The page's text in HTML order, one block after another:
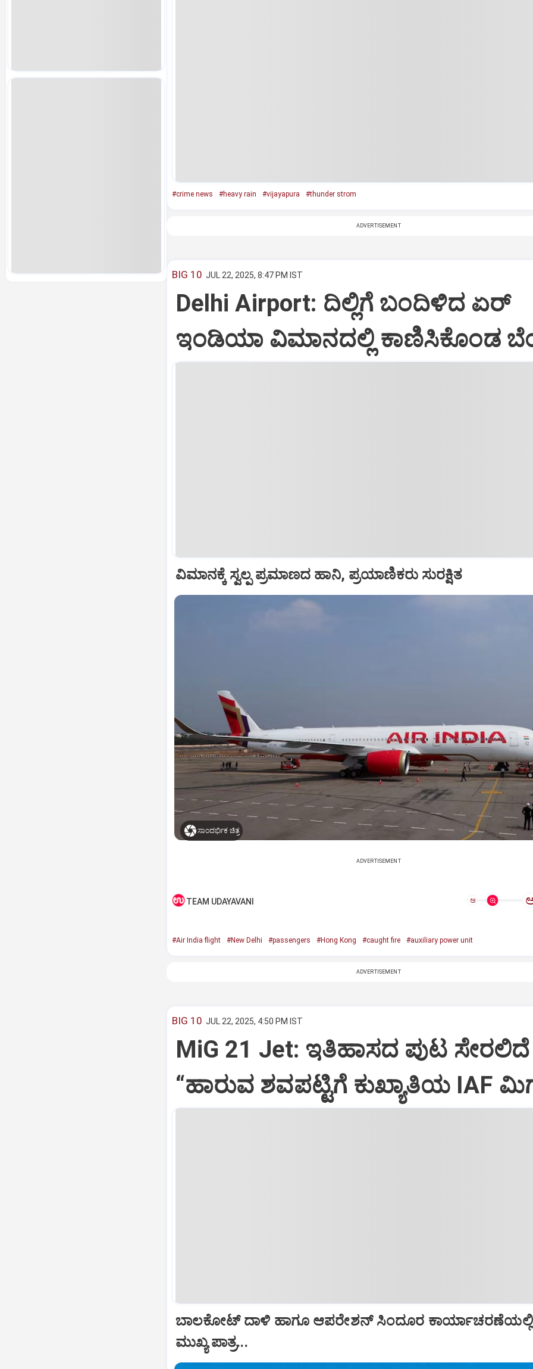
#crime news #heavy rain #vijayapura #thunder strom
ADVERTISEMENT
BIG 10 JUL 22, 2025, 8:47 PM IST
Delhi Airport: ದಿಲ್ಲಿಗೆ ಬಂದಿಳಿದ ಏರ್‌
ಇಂಡಿಯಾ ವಿಮಾನದಲ್ಲಿ ಕಾಣಿಸಿಕೊಂಡ
ವಿಮಾನಕ್ಕೆ ಸ್ವಲ್ಪ ಪ್ರಮಾಣದ ಹಾನಿ, ಪ್ರಯಾಣಿಕರು ಸುರಕ್ಷಿತ
ಸಾಂದರ್ಭಿಕ ಚಿತ್ರ
ADVERTISEMENT
TEAM UDAYAVANI ಅ
#Air India flight #New Delhi #passengers #Hong Kong #caught fire #auxiliary power unit
ADVERTISEMENT
BIG 10 JUL 22, 2025, 4:50 PM IST
MiG 21 Jet: ಇತಿಹಾಸದ ಪುಟ ಸೇರಲಿದೆ
“ಹಾರುವ ಶವಪಟ್ಟಿಗೆ ಕುಖ್ಯಾತಿಯ IAF
ಬಾಲಕೋಟ್‌ ದಾಳಿ ಹಾಗೂ ಆಪರೇಶನ್‌ ಸಿಂದೂರ ಕಾರ್ಯಾಚರಣೆಯಲ್ಲಿ
ಮುಖ್ಯ ಪಾತ್ರ...